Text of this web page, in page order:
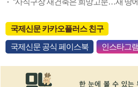
국제신문 카카오플러스 친구
국제신문 공식 페이스북 인스타그